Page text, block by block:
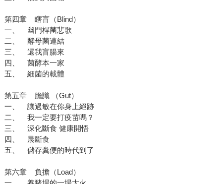
第四章 瞎盲（Blind）
一、 幽門桿菌悲歌
二、 酵母菌連結
三、 還我盲腸來
四、 菌酵本一家
五、 細菌的載體
第五章 膽識 （Gut）
一、 讓過敏在你身上絕跡
二、 我一定要打疫苗嗎？
三、 深化斷食 健康開悟
四、 晨斷食
五、 儲存糞便的時代到了
第六章 負擔（Load）